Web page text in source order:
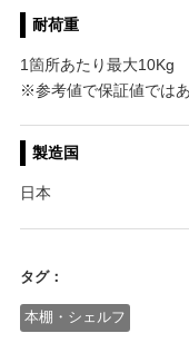
耐荷重
1箇所あたり最大10Kg
※参考値で保証値ではあ
製造国
日本
タグ：
本棚・シェルフ